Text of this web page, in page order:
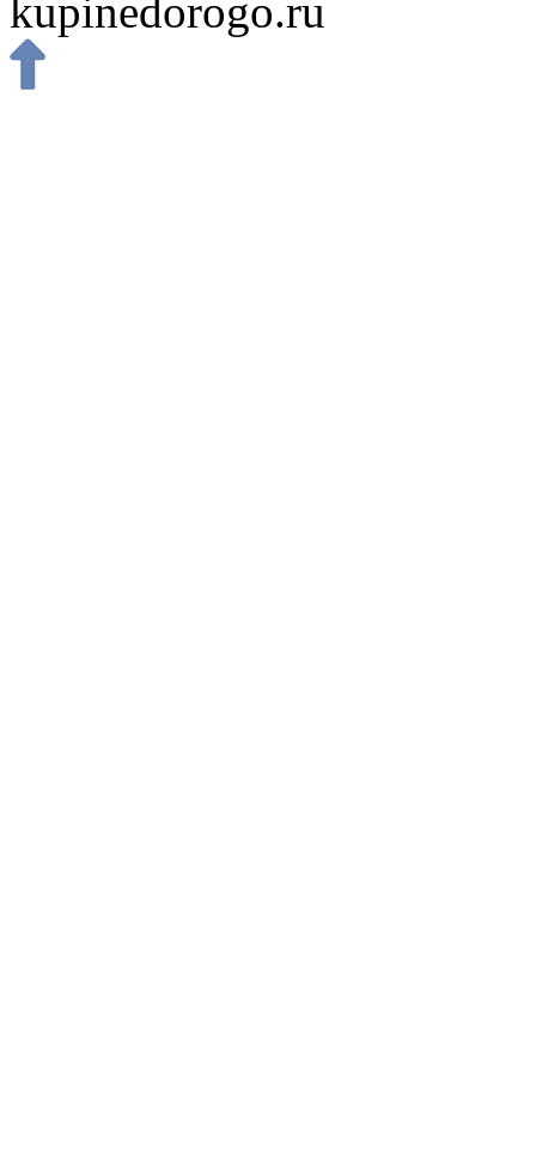
kupinedorogo.ru